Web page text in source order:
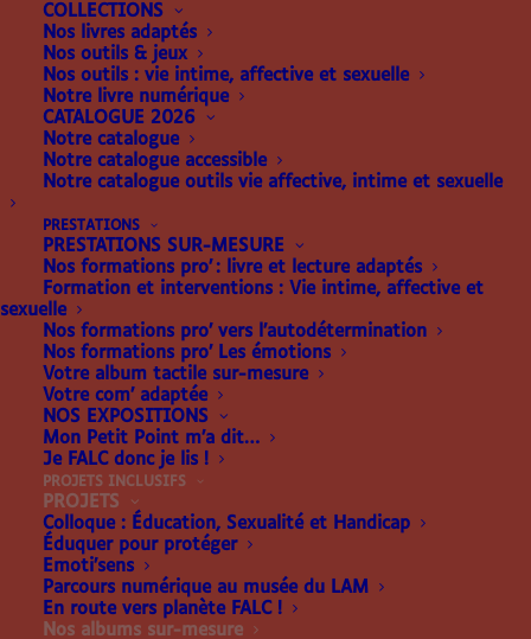
COLLECTIONS
Nos livres adaptés
Nos outils & jeux
Nos outils : vie intime, affective et sexuelle
Notre livre numérique
CATALOGUE 2026
Notre catalogue
Notre catalogue accessible
Notre catalogue outils vie affective, intime et sexuelle
PRESTATIONS
PRESTATIONS SUR-MESURE
Nos formations pro’ : livre et lecture adaptés
Formation et interventions : Vie intime, affective et
sexuelle
Nos formations pro’ vers l’autodétermination
Nos formations pro’ Les émotions
Votre album tactile sur-mesure
Votre com’ adaptée
NOS EXPOSITIONS
Mon Petit Point m’a dit…
Je FALC donc je lis !
PROJETS INCLUSIFS
PROJETS
Colloque : Éducation, Sexualité et Handicap
Éduquer pour protéger
Emoti’sens
Parcours numérique au musée du LAM
En route vers planète FALC !
Nos albums sur-mesure
NOS ALBUMS SUR-
MESURE
Des œuvres collaboratives
conçues avec vous et pour
vos publics !
Désirant rendre la lecture et la culture accessible
aux enfants déficients visuels, Mes Mains en Or
travaille en partenariat avec des institutions
culturelles et éducatives francophones. De la
conception de livres tactiles sur un sujet spécifique
à la conception de mallettes pédagogiques